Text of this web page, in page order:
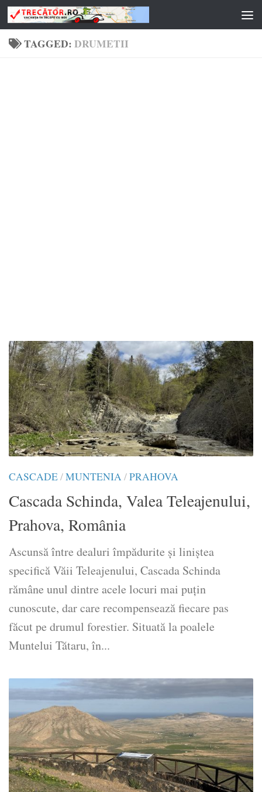
Skip to content
TAGGED:DRUMETII
CASCADE/MUNTENIA/PRAHOVA
Cascada Schinda, Valea Teleajenului,
Prahova, România
Ascunsă între dealuri împădurite și liniștea
specifică Văii Teleajenului, Cascada Schinda
rămâne unul dintre acele locuri mai puțin
cunoscute, dar care recompensează fiecare pas
făcut pe drumul forestier. Situată la poalele
Muntelui Tătaru, în...